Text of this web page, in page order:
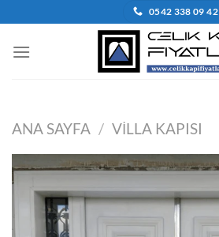
atla
0542 338 09 42
ANA SAYFA / VILLA KAPISI